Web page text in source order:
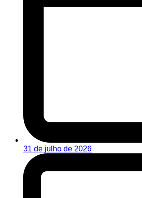
31 de julho de 2026